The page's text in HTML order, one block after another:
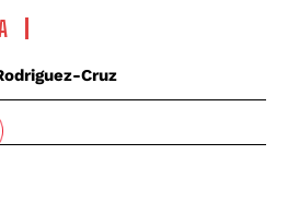
Cruz